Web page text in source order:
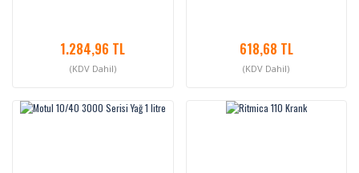
1.284,96 TL
(KDV Dahil)
618,68 TL
(KDV Dahil)